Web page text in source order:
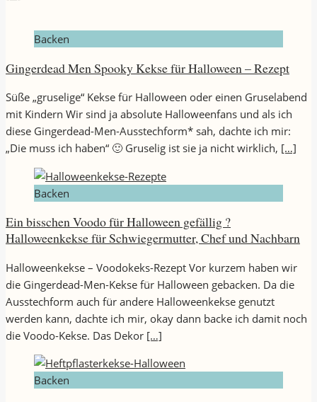
Backen
Gingerdead Men Spooky Kekse für Halloween – Rezept
Süße „gruselige“ Kekse für Halloween oder einen Gruselabend
mit Kindern Wir sind ja absolute Halloweenfans und als ich
diese Gingerdead-Men-Ausstechform* sah, dachte ich mir:
„Die muss ich haben“ 🙂 Gruselig ist sie ja nicht wirklich, […]
Backen
Ein bisschen Voodo für Halloween gefällig ?
Halloweenkekse für Schwiegermutter, Chef und Nachbarn
Halloweenkekse – Voodokeks-Rezept Vor kurzem haben wir
die Gingerdead-Men-Kekse für Halloween gebacken. Da die
Ausstechform auch für andere Halloweenkekse genutzt
werden kann, dachte ich mir, okay dann backe ich damit noch
die Voodo-Kekse. Das Dekor […]
Backen